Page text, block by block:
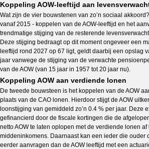
Koppeling AOW-leeftijd aan
Wat zijn de vier bouwstenen van zo’n sociaal
vanaf 2015 - koppelen van de AOW-leeftijd en het
trendmatige stijging van de resterende
Deze stijging bedraagt op dit moment ongeveer een
leeftijd rond 2027 op 67 ligt, geldt daarbij een opslag
jaar vanwege de stijging van de verwachte
van de AOW (van 15 jaar in 1957 tot 20 jaar nu).
Koppeling AOW aan verdiende lonen
De tweede bouwsteen is het koppelen van de AOW
plaats van de CAO lonen. Hierdoor stijgt de AOW
loonstijging van gemiddeld zo’n 0.4 % per jaar. Deze
gefinancierd door de fiscale kortingen die de
netto AOW te laten oplopen met de verdiende lonen
middeninkomens. Daarnaast kan een ieder die ouder
eerder aanvragen dan de AOW leeftijd met een